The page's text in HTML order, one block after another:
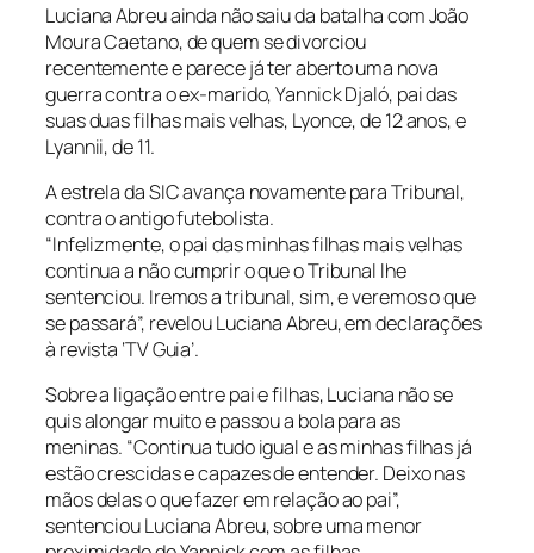
Luciana Abreu ainda não saiu da batalha com João
Moura Caetano, de quem se divorciou
recentemente e parece já ter aberto uma nova
guerra contra o ex-marido, Yannick Djaló, pai das
suas duas filhas mais velhas, Lyonce, de 12 anos, e
Lyannii, de 11.
A estrela da SIC avança novamente para Tribunal,
contra o antigo futebolista.
“Infelizmente, o pai das minhas filhas mais velhas
continua a não cumprir o que o Tribunal lhe
sentenciou. Iremos a tribunal, sim, e veremos o que
se passará”, revelou Luciana Abreu, em declarações
à revista ‘TV Guia’.
Sobre a ligação entre pai e filhas, Luciana não se
quis alongar muito e passou a bola para as
meninas. “Continua tudo igual e as minhas filhas já
estão crescidas e capazes de entender. Deixo nas
mãos delas o que fazer em relação ao pai”,
sentenciou Luciana Abreu, sobre uma menor